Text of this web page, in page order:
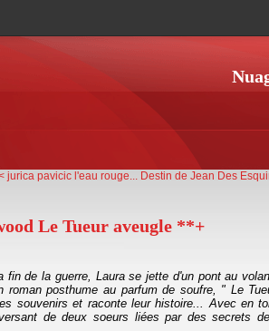
jurica pavicic l'eau rouge... Destin de Jean Des
Le Tueur aveugle **+
fin de la guerre, Laura se jette d'un pont au
roman posthume au parfum de soufre, " Le
souvenirs et raconte leur histoire... Avec en
de deux soeurs liées par des secrets